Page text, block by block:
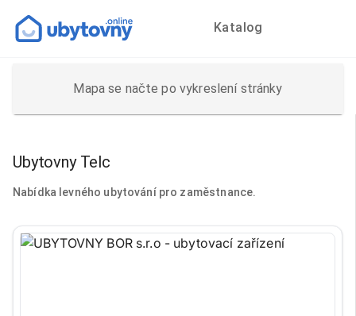
Katalog
Mapa se načte po vykreslení stránky
Ubytovny Telc
Nabídka levného ubytování pro zaměstnance.